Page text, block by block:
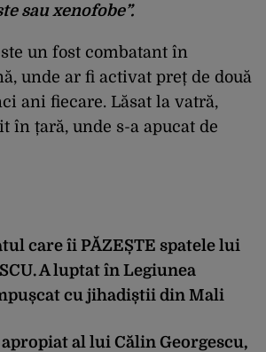
sau xenofobe”.
un fost combatant în
unde ar fi activat preț de două
ani fiecare. Lăsat la vatră,
în țară, unde s-a apucat de
care îi PĂZEȘTE spatele lui
A luptat în Legiunea
cu jihadiștii din Mali
al lui Călin Georgescu,